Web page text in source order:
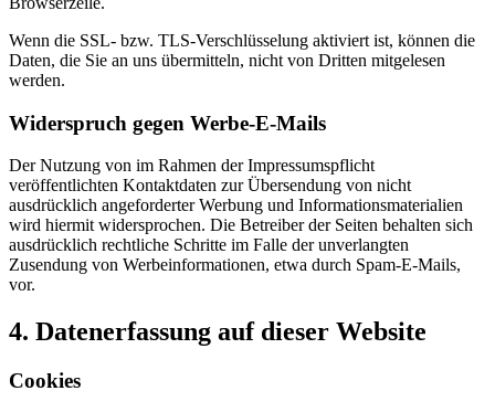
Wenn die SSL- bzw. TLS-Verschlüsselung aktiviert ist, können die
Daten, die Sie an uns übermitteln, nicht von Dritten mitgelesen
werden.
Widerspruch gegen Werbe-E-Mails
Der Nutzung von im Rahmen der Impressumspflicht
veröffentlichten Kontaktdaten zur Übersendung von nicht
ausdrücklich angeforderter Werbung und Informationsmaterialien
wird hiermit widersprochen. Die Betreiber der Seiten behalten sich
ausdrücklich rechtliche Schritte im Falle der unverlangten
Zusendung von Werbeinformationen, etwa durch Spam-E-Mails,
vor.
4. Datenerfassung auf dieser Website
Cookies